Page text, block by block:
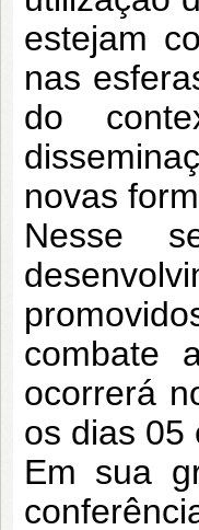
estejam
nas
do
novas
Nesse
combate
ocorrerá
os dias 05
Em sua